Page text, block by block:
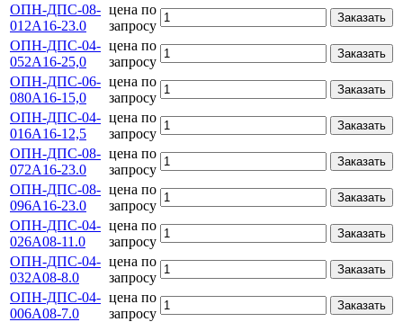
ОПН-ДПС-08-
012А16-23.0
цена по
запросу
Заказать
ОПН-ДПС-04-
052А16-25,0
цена по
запросу
Заказать
ОПН-ДПС-06-
080А16-15,0
цена по
запросу
Заказать
ОПН-ДПС-04-
016А16-12,5
цена по
запросу
Заказать
ОПН-ДПС-08-
072А16-23.0
цена по
запросу
Заказать
ОПН-ДПС-08-
096А16-23.0
цена по
запросу
Заказать
ОПН-ДПС-04-
026А08-11.0
цена по
запросу
Заказать
ОПН-ДПС-04-
032А08-8.0
цена по
запросу
Заказать
ОПН-ДПС-04-
006А08-7.0
цена по
запросу
Заказать